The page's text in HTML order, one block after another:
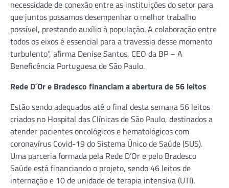
necessidade de conexão entre as instituições do setor para
que juntos possamos desempenhar o melhor trabalho
possível, prestando auxílio à população. A colaboração entre
todos os eixos é essencial para a travessia desse momento
turbulento”, afirma Denise Santos, CEO da BP – A
Beneficência Portuguesa de São Paulo.
Rede D´Or e Bradesco financiam a abertura de 56 leitos
Estão sendo adequados até o final desta semana 56 leitos
criados no Hospital das Clínicas de São Paulo, destinados a
atender pacientes oncológicos e hematológicos com
coronavírus Covid-19 do Sistema Único de Saúde (SUS).
Uma parceria formada pela Rede D’Or e pelo Bradesco
Saúde está financiando o projeto, sendo 46 leitos de
internação e 10 de unidade de terapia intensiva (UTI).